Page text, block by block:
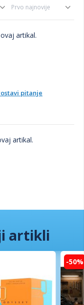
artikal.
pitanje
artikal.
artikli
-50%